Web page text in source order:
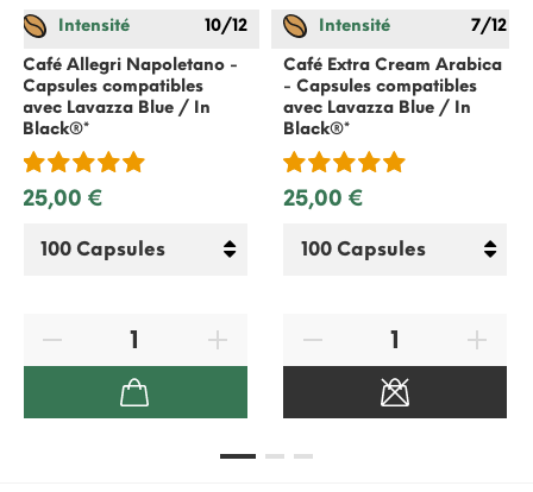
Intensité
10/12
Café Allegri Napoletano -
Capsules compatibles
avec Lavazza Blue / In
Black®*
25,00 €
Intensité
7/12
Café Extra Cream Arabica
- Capsules compatibles
avec Lavazza Blue / In
Black®*
25,00 €